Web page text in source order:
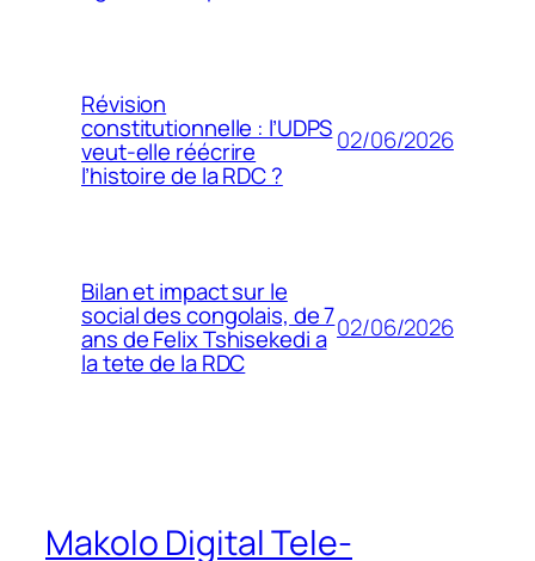
Révision
constitutionnelle : l’UDPS
veut-elle réécrire
l’histoire de la RDC ?
02/06/2026
Bilan et impact sur le
social des congolais, de 7
ans de Felix Tshisekedi a
la tete de la RDC
02/06/2026
Makolo Digital Tele-